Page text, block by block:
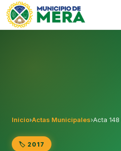
Gobierno Autónomo
Inicio›Actas Municipales›Acta
🏷️ 2017